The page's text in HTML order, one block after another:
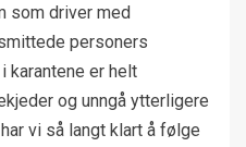
som driver med
personers
karantene er helt
og unngå ytterligere
vi så langt klart å følge